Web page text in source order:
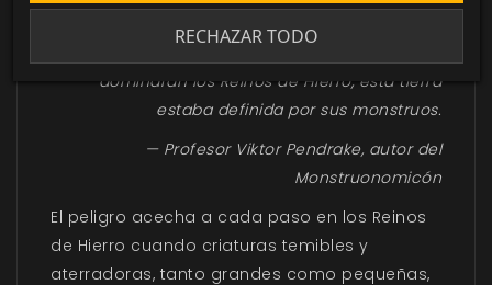
Aquí hay monstruos
dominaran los Reinos de Hierro, esta tierra
estaba definida por sus monstruos.
— Profesor Viktor Pendrake, autor del
Monstruonomicón
El peligro acecha a cada paso en los Reinos
de Hierro cuando criaturas temibles y
aterradoras, tanto grandes como pequeñas,
RECHAZAR TODO